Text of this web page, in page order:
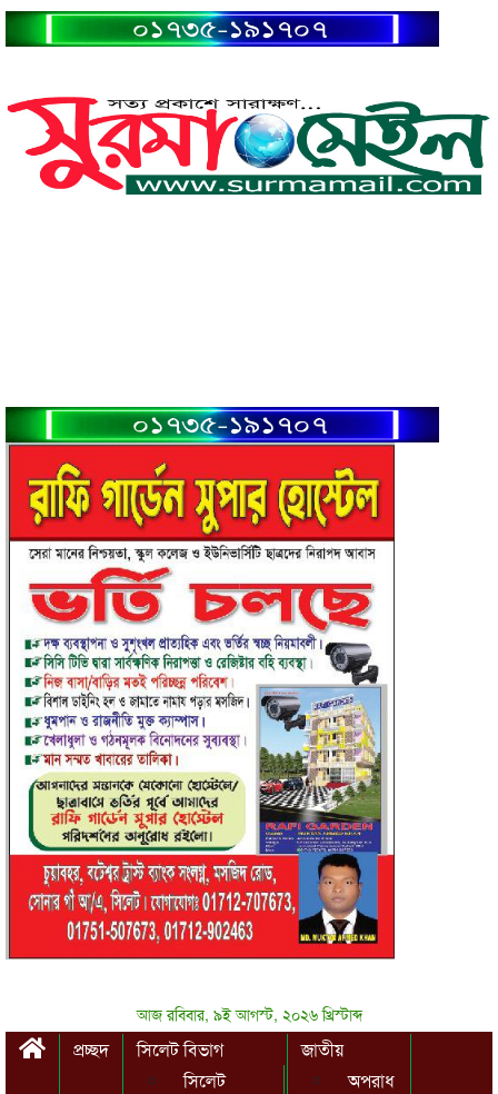
আজ রবিবার, ৯ই আগস্ট, ২০২৬ খ্রিস্টাব্দ
প্রচ্ছদ
সিলেট বিভাগ
সিলেট
জাতীয়
অপরাধ